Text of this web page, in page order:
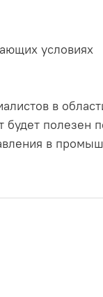
условиях
в
будет полезен
в